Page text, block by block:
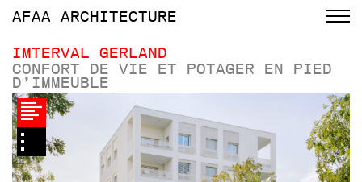
AFAA ARCHITECTURE
IMTERVAL GERLAND
CONFORT DE VIE ET POTAGER EN PIED
D’IMMEUBLE